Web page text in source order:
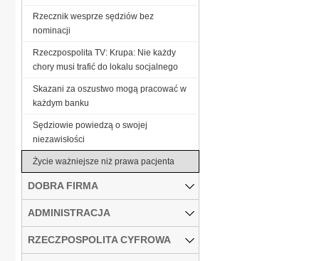
Rzecznik wesprze sędziów bez
nominacji
Rzeczpospolita TV: Krupa: Nie każdy
chory musi trafić do lokalu socjalnego
Skazani za oszustwo mogą pracować w
każdym banku
Sędziowie powiedzą o swojej
niezawisłości
Życie ważniejsze niż prawa pacjenta
DOBRA FIRMA
ADMINISTRACJA
RZECZPOSPOLITA CYFROWA